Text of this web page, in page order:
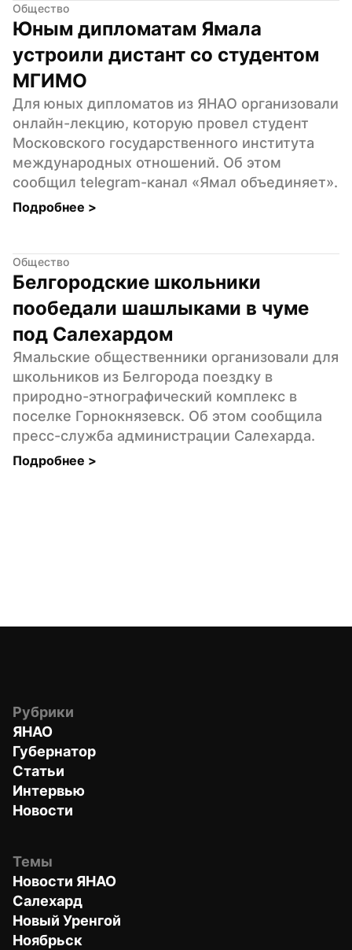
Общество
Юным дипломатам Ямала
устроили дистант со студентом
МГИМО
Для юных дипломатов из ЯНАО организовали
онлайн-лекцию, которую провел студент
Московского государственного института
международных отношений. Об этом
сообщил telegram-канал «Ямал объединяет».
Подробнее >
Общество
Белгородские школьники
пообедали шашлыками в чуме
под Салехардом
Ямальские общественники организовали для
школьников из Белгорода поездку в
природно-этнографический комплекс в
поселке Горнокнязевск. Об этом сообщила
пресс-служба администрации Салехарда.
Подробнее >
Рубрики
ЯНАО
Губернатор
Статьи
Интервью
Новости
Темы
Новости ЯНАО
Салехард
Новый Уренгой
Ноябрьск